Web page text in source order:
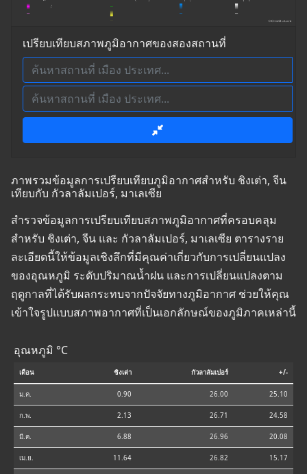
เปรียบเทียบสภาพภูมิอากาศของสองสถานที่
ภาพรวมข้อมูลการเปรียบเทียบภูมิอากาศสำหรับ ชิงเต่า, จีน
เทียบกับ กัวลาลัมเปอร์, มาเลเซีย
สำรวจข้อมูลการเปรียบเทียบสภาพภูมิอากาศที่ครอบคลุม
สำหรับ ชิงเต่า, จีน และ กัวลาลัมเปอร์, มาเลเซีย ตารางราย
ละเอียดนี้ให้ข้อมูลเชิงลึกที่มีคุณค่าเกี่ยวกับการเปลี่ยนแปลง
ของอุณหภูมิ ระดับปริมาณน้ำฝน และการเปลี่ยนแปลงตาม
ฤดูกาลที่ได้รับผลกระทบจากปัจจัยทางภูมิอากาศ ช่วยให้คุณ
เข้าใจรูปแบบสภาพอากาศที่เป็นเอกลักษณ์ของภูมิภาคเหล่านี้
อุณหภูมิ °C
เดือน ชิงเต่า กัวลาลัมเปอร์ +/-
ม.ค. 0.90 26.00 25.10
ก.พ. 2.13 26.71 24.58
มี.ค. 6.88 26.96 20.08
เม.ย. 11.64 26.82 15.17